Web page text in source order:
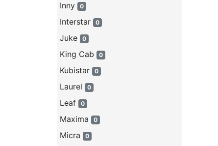
Inny 0
Interstar 0
Juke 0
King Cab 0
Kubistar 0
Laurel 0
Leaf 0
Maxima 0
Micra 0